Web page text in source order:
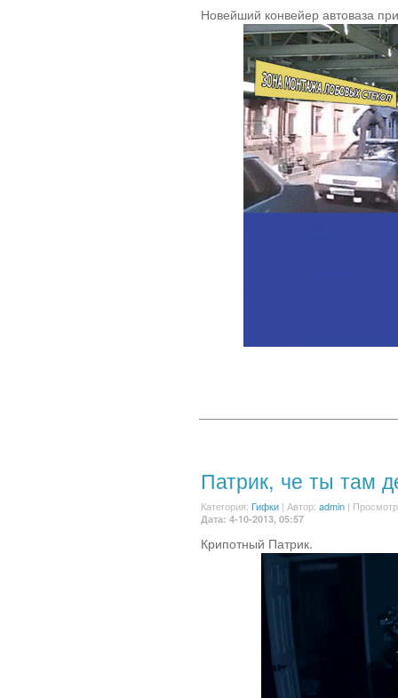
Новейший конвейер автоваза
Патрик, че ты там
Категория: Гифки | Автор: admin |
Дата: 4-10-2013, 05:57
Крипотный Патрик.